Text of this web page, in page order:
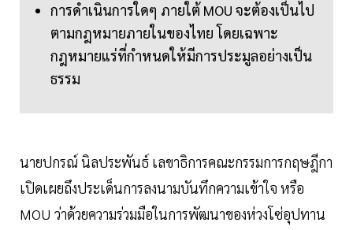
การดำเนินการใดๆ ภายใต้ MOU จะต้องเป็นไป
ตามกฎหมายภายในของไทย โดยเฉพาะ
กฎหมายแร่ที่กำหนดให้มีการประมูลอย่างเป็น
ธรรม
นายปกรณ์ นิลประพันธ์ เลขาธิการคณะกรรมการกฤษฎีกา
เปิดเผยถึงประเด็นการลงนามบันทึกความเข้าใจ หรือ
MOU ว่าด้วยความร่วมมือในการพัฒนาของห่วงโซ่อุปทาน